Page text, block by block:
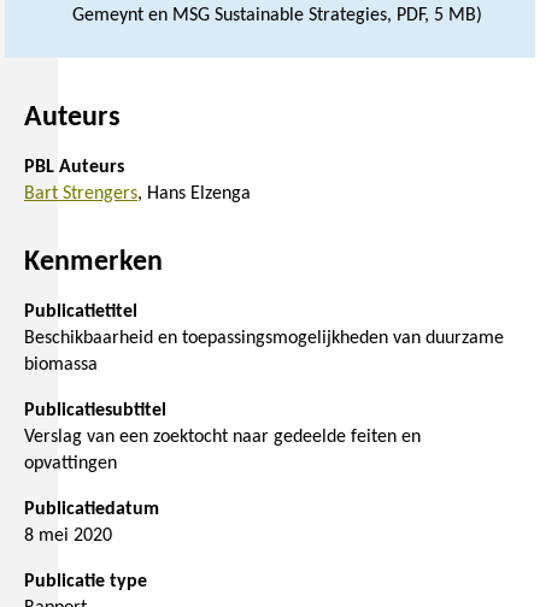
Gemeynt en MSG Sustainable Strategies, PDF, 5 MB)
Auteurs
PBL Auteurs
Bart Strengers
Hans Elzenga
Kenmerken
Publicatietitel
Beschikbaarheid en toepassingsmogelijkheden van duurzame
biomassa
Publicatiesubtitel
Verslag van een zoektocht naar gedeelde feiten en
opvattingen
Publicatiedatum
8 mei 2020
Publicatie type